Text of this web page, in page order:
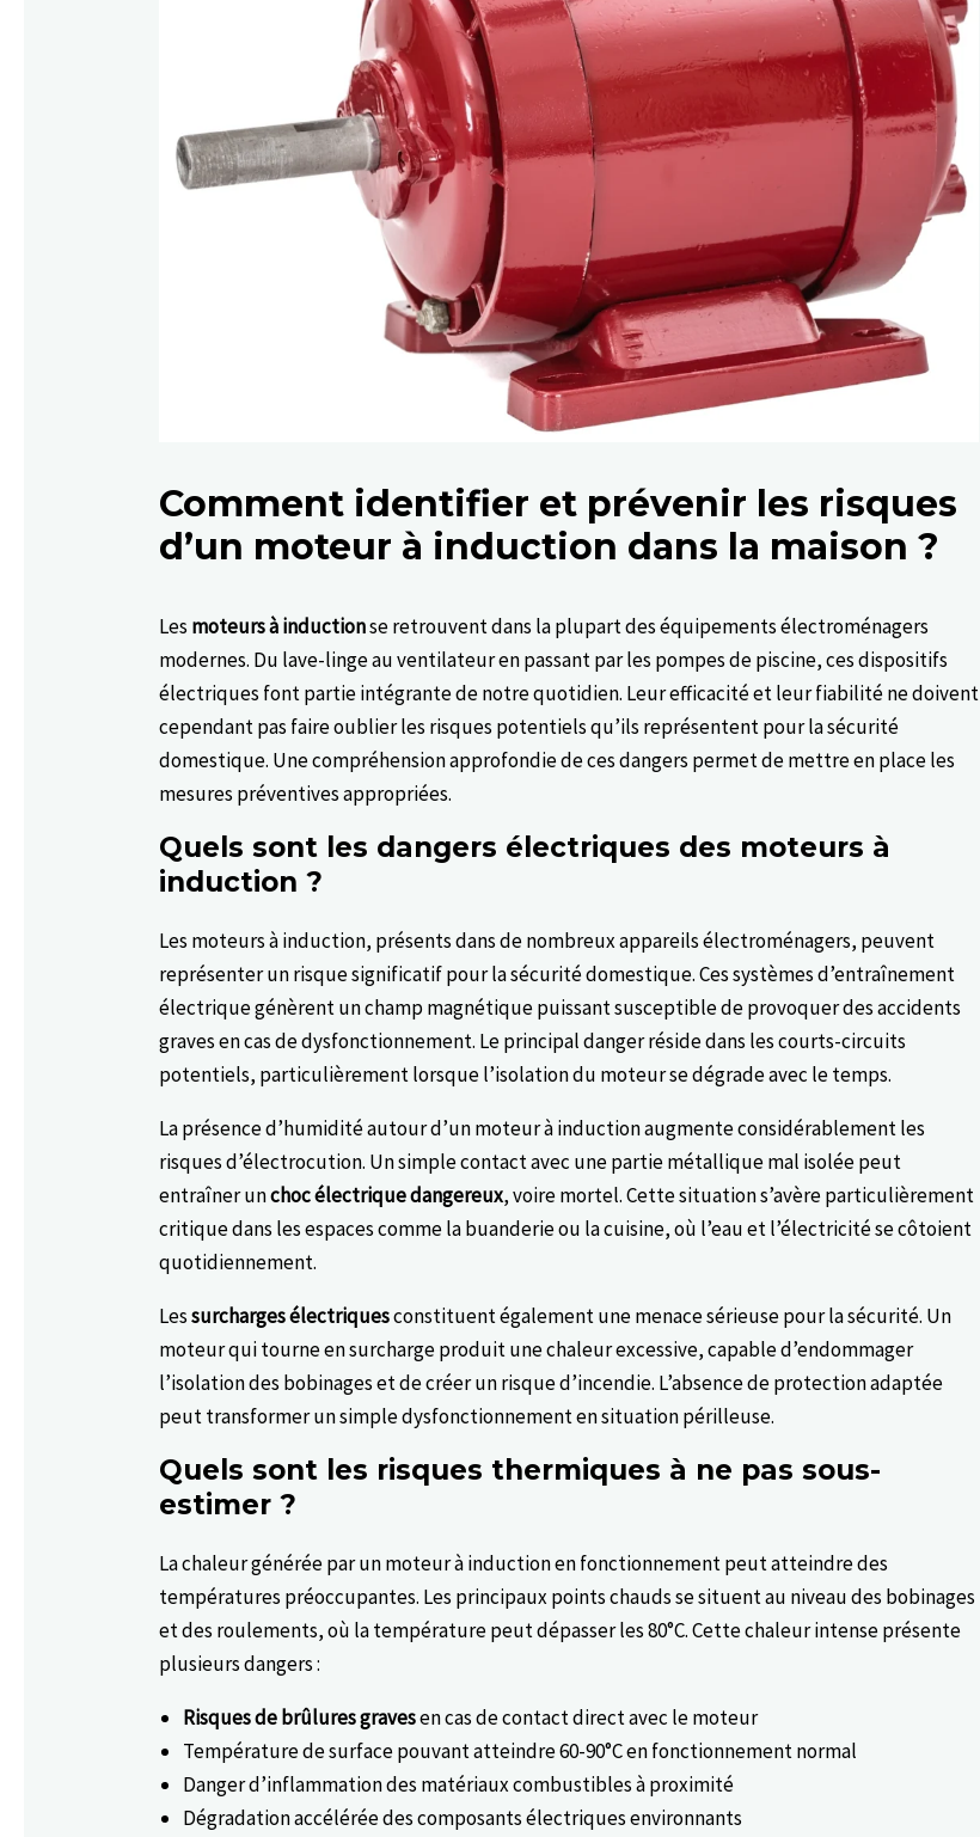
Comment identifier et prévenir les risques
d’un moteur à induction dans la maison ?
Les moteurs à inductionse retrouvent dans la plupart des équipements électroménagers
modernes. Du lave-linge au ventilateur en passant par les pompes de piscine, ces dispositifs
électriques font partie intégrante de notre quotidien. Leur efficacité et leur fiabilité ne doivent
cependant pas faire oublier les risques potentiels qu’ils représentent pour la sécurité
domestique. Une compréhension approfondie de ces dangers permet de mettre en place les
mesures préventives appropriées.
Quels sont les dangers électriques des moteurs à
induction ?
Les moteurs à induction, présents dans de nombreux appareils électroménagers, peuvent
représenter un risque significatif pour la sécurité domestique. Ces systèmes d’entraînement
électrique génèrent un champ magnétique puissant susceptible de provoquer des accidents
graves en cas de dysfonctionnement. Le principal danger réside dans les courts-circuits
potentiels, particulièrement lorsque l’isolation du moteur se dégrade avec le temps.
La présence d’humidité autour d’un moteur à induction augmente considérablement les
risques d’électrocution. Un simple contact avec une partie métallique mal isolée peut
entraîner unchoc électrique dangereux, voire mortel. Cette situation s’avère particulièrement
critique dans les espaces comme la buanderie ou la cuisine, où l’eau et l’électricité se côtoient
quotidiennement.
Lessurcharges électriquesconstituent également une menace sérieuse pour la sécurité. Un
moteur qui tourne en surcharge produit une chaleur excessive, capable d’endommager
l’isolation des bobinages et de créer un risque d’incendie. L’absence de protection adaptée
peut transformer un simple dysfonctionnement en situation périlleuse.
Quels sont les risques thermiques à ne pas sous-
estimer ?
La chaleur générée par un moteur à induction en fonctionnement peut atteindre des
températures préoccupantes. Les principaux points chauds se situent au niveau des bobinages
et des roulements, où la température peut dépasser les 80°C. Cette chaleur intense présente
plusieurs dangers :
Risques de brûlures gravesen cas de contact direct avec le moteur
Température de surface pouvant atteindre 60-90°C en fonctionnement normal
Danger d’inflammation des matériaux combustibles à proximité
Dégradation accélérée des composants électriques environnants